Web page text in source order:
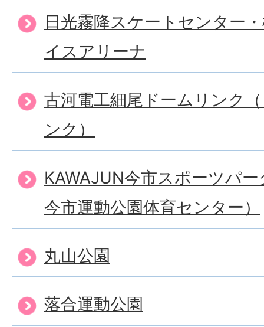
日光霧降スケートセンター
イスアリーナ
古河電工細尾ドームリンク
ンク）
KAWAJUN今市スポーツパ
今市運動公園体育センター）
丸山公園
落合運動公園